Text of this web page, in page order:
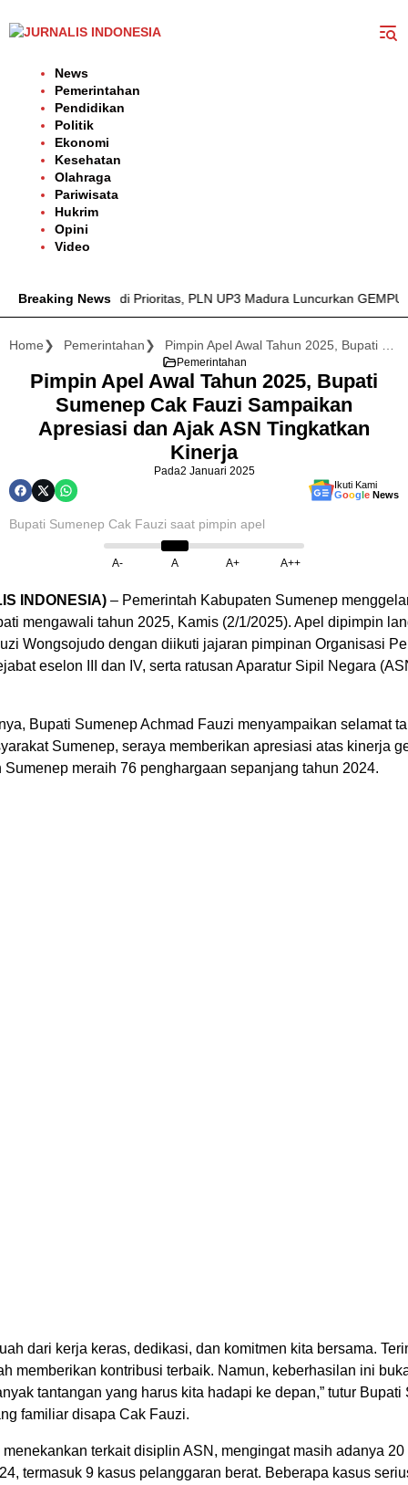
ke
News
Pemerintahan
Pendidikan
Politik
Ekonomi
Kesehatan
Olahraga
Pariwisata
Hukrim
Opini
Video
Breaking News
Listrik Jadi Prioritas, PLN UP3 Madura Luncurkan GEMPUR
Home Pemerintahan
Pemerintahan
Pimpin Apel Awal Tahun 2025, Bupati
Sumenep Cak Fauzi Sampaikan
Apresiasi dan Ajak ASN Tingkatkan
Kinerja
Pada2 Januari 2025
Ikuti Kami
Google News
Bupati Sumenep Cak Fauzi saat pimpin apel
A- A A+ A++
INDONESIA)– Pemerintah Kabupaten Sumenep
mengawali tahun 2025, Kamis (2/1/2025). Apel dipimpin
Wongsojudo dengan diikuti jajaran pimpinan Organisasi
eselon III dan IV, serta ratusan Aparatur Sipil Negara
Bupati Sumenep Achmad Fauzi menyampaikan selamat
Sumenep, seraya memberikan apresiasi atas kinerja
meraih 76 penghargaan sepanjang tahun 2024.
dari kerja keras, dedikasi, dan komitmen kita bersama.
memberikan kontribusi terbaik. Namun, keberhasilan ini
tantangan yang harus kita hadapi ke depan,” tutur Bupati
familiar disapa Cak Fauzi.
terkait disiplin ASN, mengingat masih adanya
termasuk 9 kasus pelanggaran berat. Beberapa kasus